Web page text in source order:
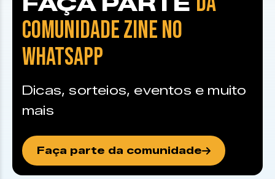
COMUNIDADE ZINE NO
WHATSAPP
Dicas, sorteios, eventos e muito
mais
Faça parte da comunidade